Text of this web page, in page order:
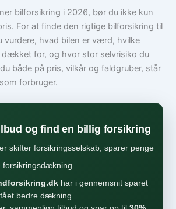
bilforsikring i 2026, bør du ikke kun
For at finde den rigtige bilforsikring til
vurdere, hvad bilen er værd, hvilke
for, og hvor stor selvrisiko du
både på pris, vilkår og faldgruber, står
forbruger.
og find en billig forsikring
skifter forsikringsselskab, sparer penge
forsikringsdækning
har i gennemsnit sparet
bedre dækning